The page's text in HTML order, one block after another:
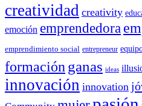
creatividad creativity
emoción emprendedora
emprendimiento social entrepreneur
formación ganas ideas
innovación innovation